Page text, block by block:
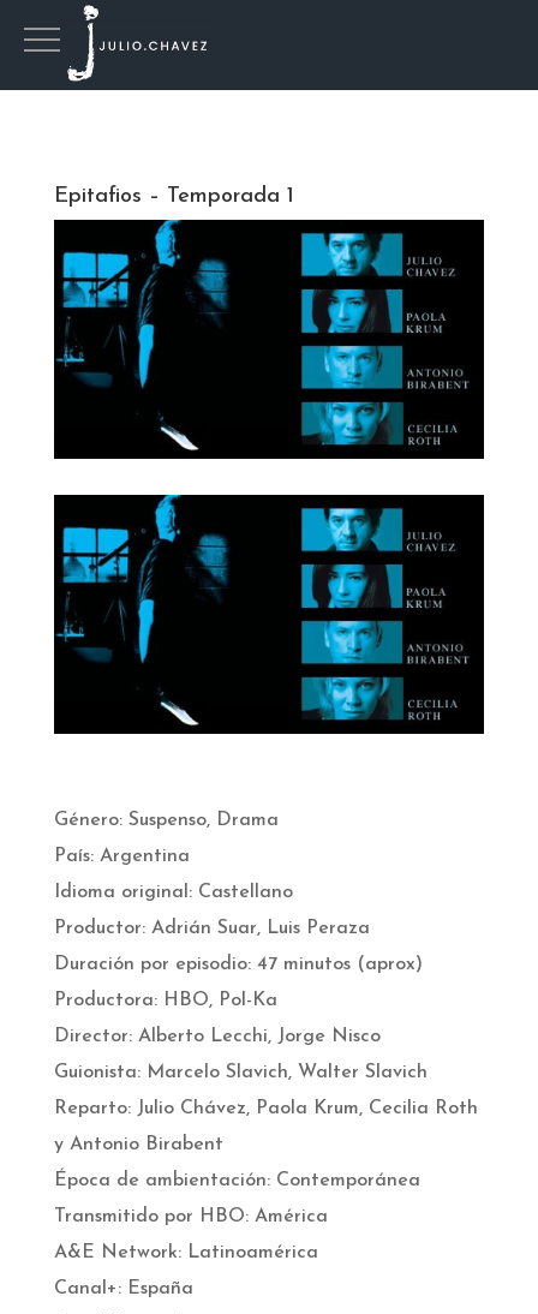
Epitafios – Temporada 1
Género: Suspenso, Drama
País: Argentina
Idioma original: Castellano
Productor: Adrián Suar, Luis Peraza
Duración por episodio: 47 minutos (aprox)
Productora: HBO, Pol-Ka
Director: Alberto Lecchi, Jorge Nisco
Guionista: Marcelo Slavich, Walter Slavich
Reparto: Julio Chávez, Paola Krum, Cecilia Roth
y Antonio Birabent
Época de ambientación: Contemporánea
Transmitido por HBO: América
A&E Network: Latinoamérica
Canal+: España